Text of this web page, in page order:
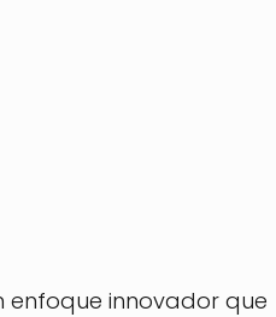
enfoque innovador que